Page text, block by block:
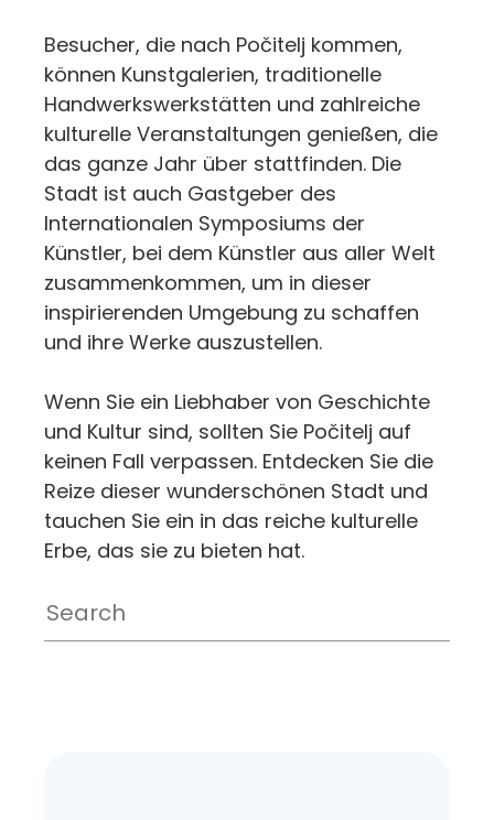
Besucher, die nach Počitelj kommen,
können Kunstgalerien, traditionelle
Handwerkswerkstätten und zahlreiche
kulturelle Veranstaltungen genießen, die
das ganze Jahr über stattfinden. Die
Stadt ist auch Gastgeber des
Internationalen Symposiums der
Künstler, bei dem Künstler aus aller Welt
zusammenkommen, um in dieser
inspirierenden Umgebung zu schaffen
und ihre Werke auszustellen.
Wenn Sie ein Liebhaber von Geschichte
und Kultur sind, sollten Sie Počitelj auf
keinen Fall verpassen. Entdecken Sie die
Reize dieser wunderschönen Stadt und
tauchen Sie ein in das reiche kulturelle
Erbe, das sie zu bieten hat.